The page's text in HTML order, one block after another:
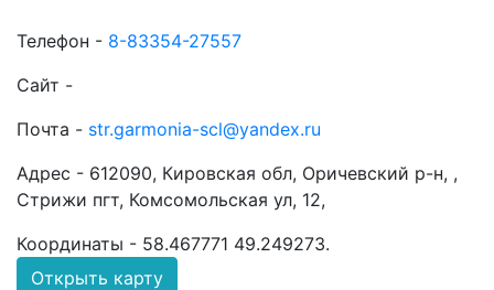
Телефон - 8-83354-27557
Сайт -
Почта - str.garmonia-scl@yandex.ru
Адрес - 612090, Кировская обл, Оричевский р-н, ,
Стрижи пгт, Комсомольская ул, 12,
Координаты - 58.467771 49.249273.
Открыть карту